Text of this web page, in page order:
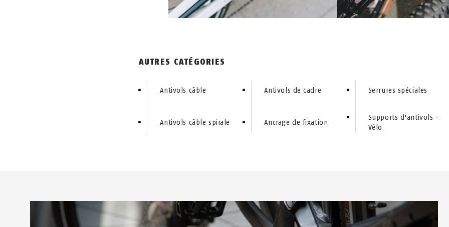
AUTRES CATÉGORIES
Antivols câble
Antivols câble spirale
Antivols de cadre
Ancrage de fixation
Serrures spéciales
Supports d‘antivols -
Vélo